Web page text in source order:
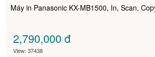
Máy in Panasonic KX-MB1500, In, Scan,
2,790,000đ
View: 37438